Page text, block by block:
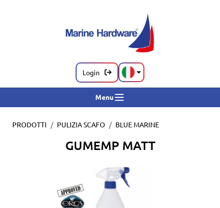
Login
Menu
PRODOTTI PULIZIA SCAFO BLUE MARINE
GUMEMP MATT